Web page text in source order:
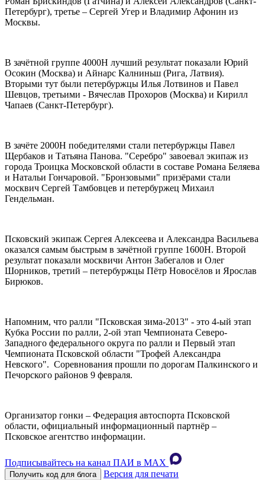
Петербург), третье – Сергей Угер и Владимир Афонин из
Москвы.
В зачётной группе 4000Н лучший результат показали Юрий
Осокин (Москва) и Айнарс Калниньш (Рига, Латвия).
Вторыми тут были петербуржцы Илья Лотвинов и Павел
Шевцов, третьими - Вячеслав Прохоров (Москва) и Кирилл
Чапаев (Санкт-Петербург).
В зачёте 2000Н победителями стали петербуржцы Павел
Щербаков и Татьяна Панова. "Серебро" завоевал экипаж из
города Троицка Московской области в составе Романа Беляева
и Натальи Гончаровой. "Бронзовыми" призёрами стали
москвич Сергей Тамбовцев и петербуржец Михаил
Гендельман.
Псковский экипаж Сергея Алексеева и Александра Васильева
оказался самым быстрым в зачётной группе 1600Н. Второй
результат показали москвичи Антон Забегалов и Олег
Шорников, третий – петербуржцы Пётр Новосёлов и Ярослав
Бирюков.
Напомним, что ралли "Псковская зима-2013" - это 4-ый этап
Кубка России по ралли, 2-ой этап Чемпионата Северо-
Западного федерального округа по ралли и Первый этап
Чемпионата Псковской области "Трофей Александра
Невского". Соревнования прошли по дорогам Палкинского и
Печорского районов 9 февраля.
Организатор гонки – Федерация автоспорта Псковской
области, официальный информационный партнёр –
Псковское агентство информации.
Подписывайтесь на канал ПАИ в MAХ
Получить код для блога
Версия для печати